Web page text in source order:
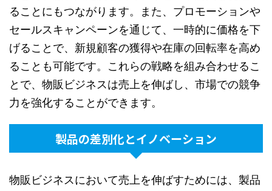
ることにもつながります。また、プロモーションや
セールスキャンペーンを通じて、一時的に価格を下
げることで、新規顧客の獲得や在庫の回転率を高め
ることも可能です。これらの戦略を組み合わせるこ
とで、物販ビジネスは売上を伸ばし、市場での競争
力を強化することができます。
製品の差別化とイノベーション
物販ビジネスにおいて売上を伸ばすためには、製品